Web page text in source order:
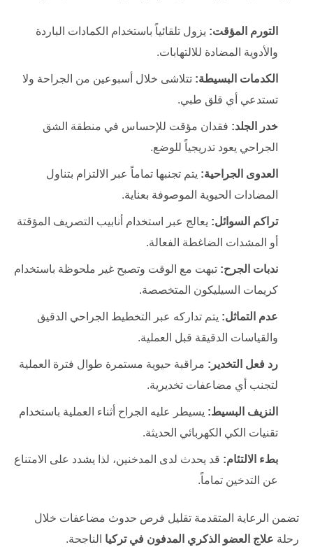
التورم المؤقت: يزول تلقائياً باستخدام الكمادات الباردة
والأدوية المضادة للالتهابات.
الكدمات البسيطة: تتلاشى خلال أسبوعين من الجراحة ولا
تستدعي أي قلق طبي.
خدر الجلد: فقدان مؤقت للإحساس في منطقة الشق
الجراحي يعود تدريجياً للوضع.
العدوى الجراحية: يتم تجنبها تماماً عبر الالتزام بتناول
المضادات الحيوية الموصوفة بعناية.
تراكم السوائل: يعالج عبر استخدام أنابيب التصريف المؤقتة
أو المشدات الضاغطة الفعالة.
ندبات الجرح: تبهت مع الوقت وتصبح غير ملحوظة باستخدام
كريمات السيليكون المتخصصة.
عدم التماثل: يتم تداركه عبر التخطيط الجراحي الدقيق
والقياسات الدقيقة قبل العملية.
رد فعل التخدير: مراقبة حيوية مستمرة طوال فترة العملية
لتجنب أي مضاعفات تخديرية.
النزيف البسيط: يسيطر عليه الجراح أثناء العملية باستخدام
تقنيات الكي الكهربائي الحديثة.
بطء الالتئام: قد يحدث لدى المدخنين، لذا يشدد على الامتناع
عن التدخين تماماً.
تضمن الرعاية المتقدمة تقليل فرص حدوث مضاعفات خلال
رحلة علاج العضو الذكري المدفون في تركيا الناجحة.